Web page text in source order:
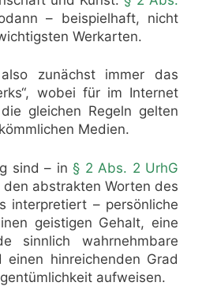
– beispielhaft, nicht
Werkarten.
zunächst immer das
wobei für im Internet
gleichen Regeln gelten
Medien.
sind – in § 2 Abs. 2 UrhG
abstrakten Worten des
interpretiert – persönliche
geistigen Gehalt, eine
sinnlich wahrnehmbare
einen hinreichenden Grad
aufweisen.